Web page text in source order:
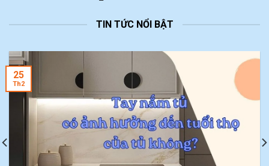
TIN TỨC NỔI BẬT
25
Th2